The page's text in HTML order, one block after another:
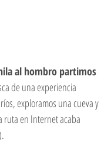
al hombro partimos
de una experiencia
exploramos una cueva y
ruta en Internet acaba